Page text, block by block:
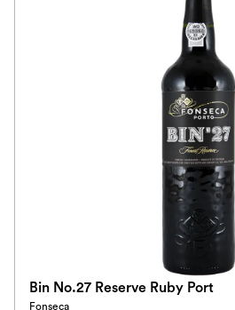
Bin No.27 Reserve Ruby Port
Fonseca